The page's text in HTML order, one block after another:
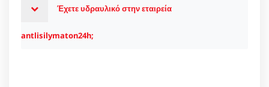
Έχετε υδραυλικό στην εταιρεία
antlisilymaton24h;